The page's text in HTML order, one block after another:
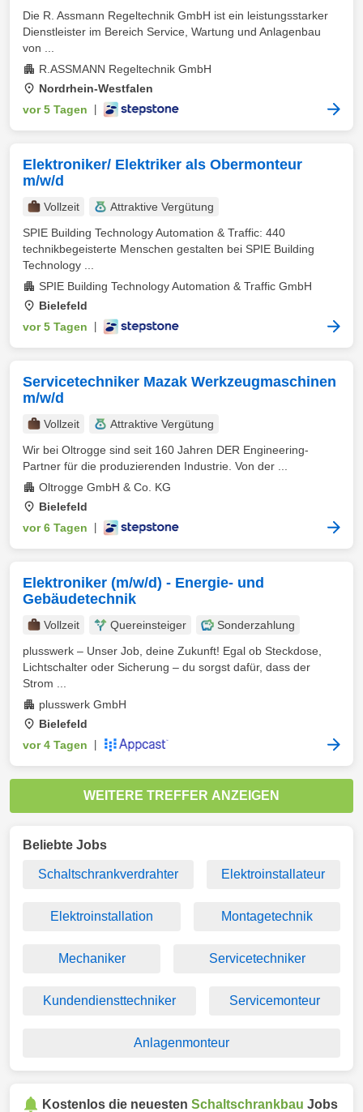
Die R. Assmann Regeltechnik GmbH ist ein leistungsstarker
Dienstleister im Bereich Service, Wartung und Anlagenbau
von ...
R.ASSMANN Regeltechnik GmbH
Nordrhein-Westfalen
vor 5 Tagen
Elektroniker/ Elektriker als Obermonteur
m/w/d
Vollzeit
Attraktive Vergütung
SPIE Building Technology Automation & Traffic: 440
technikbegeisterte Menschen gestalten bei SPIE Building
Technology ...
SPIE Building Technology Automation & Traffic GmbH
Bielefeld
vor 5 Tagen
Servicetechniker Mazak Werkzeugmaschinen
m/w/d
Vollzeit
Attraktive Vergütung
Wir bei Oltrogge sind seit 160 Jahren DER Engineering-
Partner für die produzierenden Industrie. Von der ...
Oltrogge GmbH & Co. KG
Bielefeld
vor 6 Tagen
Elektroniker (m/w/d) - Energie- und
Gebäudetechnik
Vollzeit Quereinsteiger
Sonderzahlung
plusswerk – Unser Job, deine Zukunft! Egal ob Steckdose,
Lichtschalter oder Sicherung – du sorgst dafür, dass der
Strom ...
plusswerk GmbH
Bielefeld
vor 4 Tagen
WEITERE TREFFER ANZEIGEN
Beliebte Jobs
Schaltschrankverdrahter Elektroinstallateur
Elektroinstallation Montagetechnik
Mechaniker Servicetechniker
Kundendiensttechniker Servicemonteur
Anlagenmonteur
Kostenlos die neuesten Schaltschrankbau Jobs